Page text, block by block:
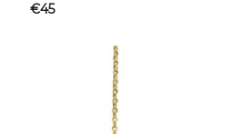
€45